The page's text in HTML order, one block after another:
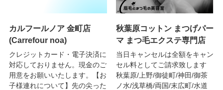
カルフールノア 金町店
(Carrefour noa)
クレジットカード・電子決済に
対応しておりません。現金のご
用意をお願いいたします。【お
子様連れについて】先の尖った
秋葉原コットン まつげパー
マ まつ毛エクステ専門店
当日キャンセルは全額をキャン
セル料としてご請求致します
秋葉原/上野/御徒町/神田/御茶
ノ水/浅草橋/両国/末広町/水道